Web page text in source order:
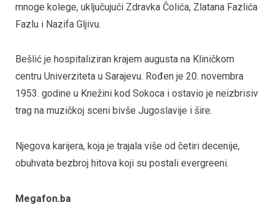
mnoge kolege, uključujući Zdravka Čolića, Zlatana Fazlića
Fazlu i Nazifa Gljivu.
Bešlić je hospitaliziran krajem augusta na Kliničkom
centru Univerziteta u Sarajevu. Rođen je 20. novembra
1953. godine u Knežini kod Sokoca i ostavio je neizbrisiv
trag na muzičkoj sceni bivše Jugoslavije i šire.
Njegova karijera, koja je trajala više od četiri decenije,
obuhvata bezbroj hitova koji su postali evergreeni.
Megafon.ba